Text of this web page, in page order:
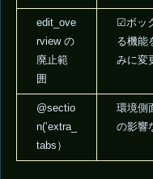
edit_ove
rview の
廃止範
囲
☑ボッ
る機能
みに変
@sectio
n(‘extra_
tabs）
環境側
の影響